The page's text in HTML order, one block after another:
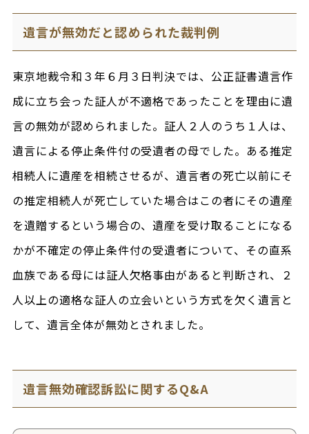
遺言が無効だと認められた裁判例
東京地裁令和３年６月３日判決では、公正証書遺言作
成に立ち会った証人が不適格であったことを理由に遺
言の無効が認められました。証人２人のうち１人は、
遺言による停止条件付の受遺者の母でした。ある推定
相続人に遺産を相続させるが、遺言者の死亡以前にそ
の推定相続人が死亡していた場合はこの者にその遺産
を遺贈するという場合の、遺産を受け取ることになる
かが不確定の停止条件付の受遺者について、その直系
血族である母には証人欠格事由があると判断され、２
人以上の適格な証人の立会いという方式を欠く遺言と
して、遺言全体が無効とされました。
遺言無効確認訴訟に関するQ&A